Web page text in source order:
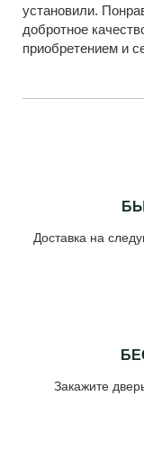
установили.
добротное
приобретением и
Доставка на
Закажите